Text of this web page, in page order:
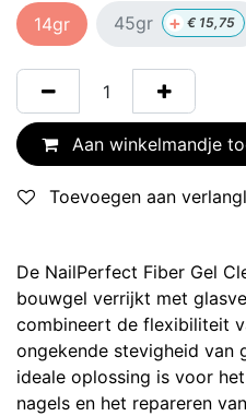
De NailPerfect Fiber Gel
bouwgel verrijkt met
combineert de flexibiliteit
ongekende stevigheid van
ideale oplossing is voor
nagels en het repareren
14gr 45gr + € 15,75
Aan winkelmandje
Toevoegen aan